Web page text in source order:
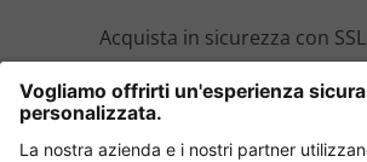
Acquista in sicurezza con SSL
Cambia Paese